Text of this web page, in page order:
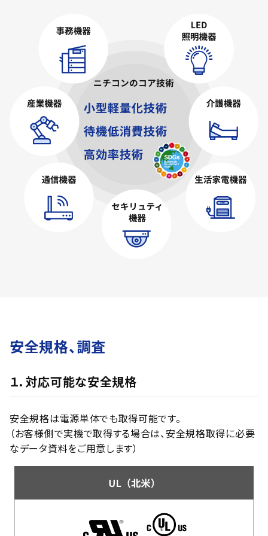
安全規格、調査
１．対応可能な安全規格
安全規格は電源単体でも取得可能です。
（お客様側で実機で取得する場合は、安全規格取得に必要
なデータ資料をご用意します）